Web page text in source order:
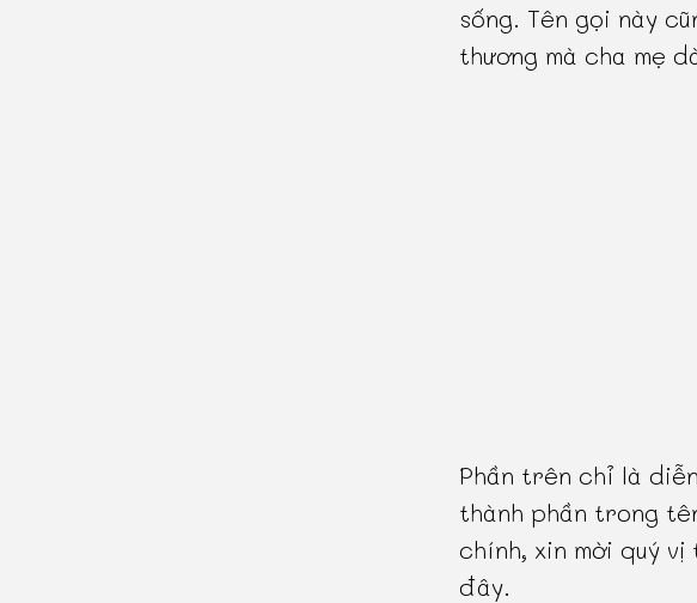
sống. Tên gọi này
thương mà cha mẹ
Phần trên chỉ là
thành phần trong
chính, xin mời quý
đây.